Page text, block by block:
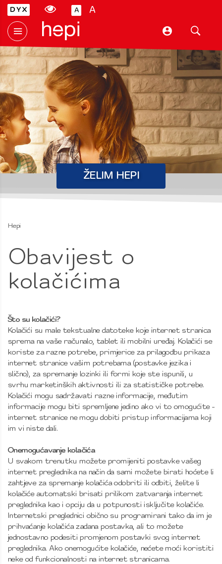
A A
Hepi
ŽELIM HEPI
Hepi
Obavijest o
kolačićima
Što su kolačići?
Kolačići su male tekstualne datoteke koje internet stranica
sprema na vaše računalo, tablet ili mobilni uređaj. Kolačići se
koriste za razne potrebe, primjerice za prilagodbu prikaza
internet stranice vašim potrebama (postavke jezika i
slično), za spremanje lozinki ili formi koje ste ispunili, u
svrhu marketinških aktivnosti ili za statističke potrebe.
Kolačići mogu sadržavati razne informacije, međutim
informacije mogu biti spremljene jedino ako vi to omogućite -
internet stranice ne mogu dobiti pristup informacijama koji
im vi niste dali.
Onemogućavanje kolačića
U svakom trenutku možete promijeniti postavke vašeg
internet preglednika na način da sami možete birati hoćete li
zahtjeve za spremanje kolačića odobriti ili odbiti, želite li
kolačiće automatski brisati prilikom zatvaranja internet
preglednika kao i opciju da u potpunosti isključite kolačiće.
Internetski preglednici obično su programirani tako da im je
prihvaćanje kolačića zadana postavka, ali to možete
jednostavno podesiti promjenom postavki svog internet
preglednika. Ako onemogućite kolačiće, nećete moći koristiti
neke od funkcionalnosti na internet stranicama.